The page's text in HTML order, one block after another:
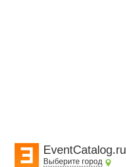
EventCatalog.ru
Выберите город